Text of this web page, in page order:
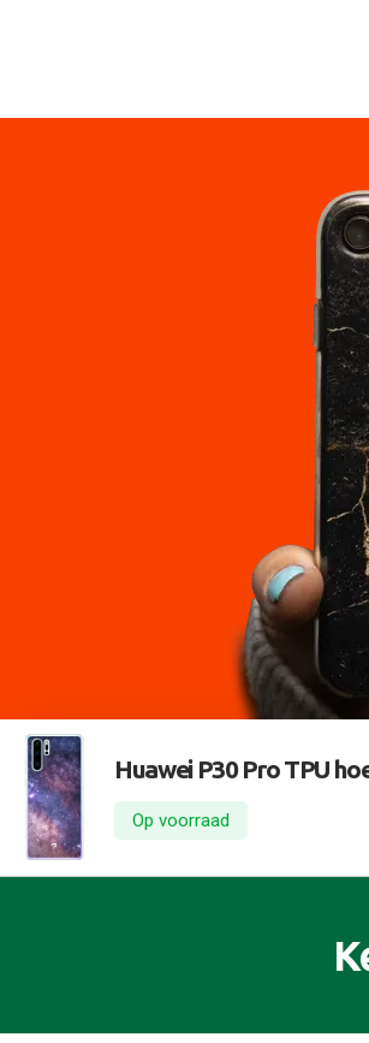
Huawei P30 Pro TPU
Op voorraad